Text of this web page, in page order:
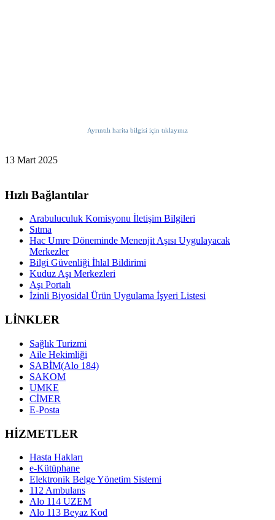
Ayrıntılı harita bilgisi için tıklayınız
13 Mart 2025
Hızlı Bağlantılar
Arabuluculuk Komisyonu İletişim Bilgileri
Sıtma
Hac Umre Döneminde Menenjit Aşısı Uygulayacak
Merkezler
Bilgi Güvenliği İhlal Bildirimi
Kuduz Aşı Merkezleri
Aşı Portalı
İzinli Biyosidal Ürün Uygulama İşyeri Listesi
LİNKLER
Sağlık Turizmi
Aile Hekimliği
SABİM(Alo 184)
SAKOM
UMKE
CİMER
E-Posta
HİZMETLER
Hasta Hakları
e-Kütüphane
Elektronik Belge Yönetim Sistemi
112 Ambulans
Alo 114 UZEM
Alo 113 Beyaz Kod